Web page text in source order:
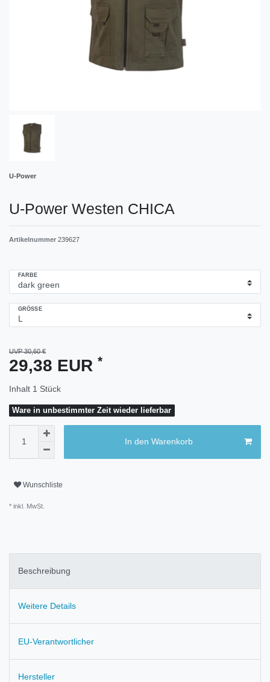
U-Power
U-Power Westen CHICA
Artikelnummer 239627
FARBE
GRÖSSE
UVP 30,60 €
29,38 EUR *
Inhalt 1 Stück
Ware in unbestimmter Zeit wieder lieferbar
In den Warenkorb
Wunschliste
* inkl. MwSt.
Beschreibung
Weitere Details
EU-Verantwortlicher
Hersteller